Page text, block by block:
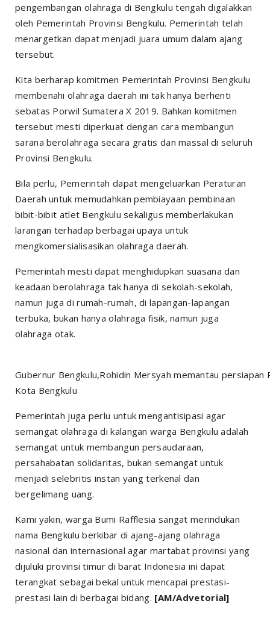
pengembangan olahraga di Bengkulu tengah digalakkan
oleh Pemerintah Provinsi Bengkulu. Pemerintah telah
menargetkan dapat menjadi juara umum dalam ajang
tersebut.
Kita berharap komitmen Pemerintah Provinsi Bengkulu
membenahi olahraga daerah ini tak hanya berhenti
sebatas Porwil Sumatera X 2019. Bahkan komitmen
tersebut mesti diperkuat dengan cara membangun
sarana berolahraga secara gratis dan massal di seluruh
Provinsi Bengkulu.
Bila perlu, Pemerintah dapat mengeluarkan Peraturan
Daerah untuk memudahkan pembiayaan pembinaan
bibit-bibit atlet Bengkulu sekaligus memberlakukan
larangan terhadap berbagai upaya untuk
mengkomersialisasikan olahraga daerah.
Pemerintah mesti dapat menghidupkan suasana dan
keadaan berolahraga tak hanya di sekolah-sekolah,
namun juga di rumah-rumah, di lapangan-lapangan
terbuka, bukan hanya olahraga fisik, namun juga
olahraga otak.
Gubernur Bengkulu,Rohidin Mersyah memantau persiapan
Kota Bengkulu
Pemerintah juga perlu untuk mengantisipasi agar
semangat olahraga di kalangan warga Bengkulu adalah
semangat untuk membangun persaudaraan,
persahabatan solidaritas, bukan semangat untuk
menjadi selebritis instan yang terkenal dan
bergelimang uang.
Kami yakin, warga Bumi Rafflesia sangat merindukan
nama Bengkulu berkibar di ajang-ajang olahraga
nasional dan internasional agar martabat provinsi yang
dijuluki provinsi timur di barat Indonesia ini dapat
terangkat sebagai bekal untuk mencapai prestasi-
prestasi lain di berbagai bidang. [AM/Advetorial]